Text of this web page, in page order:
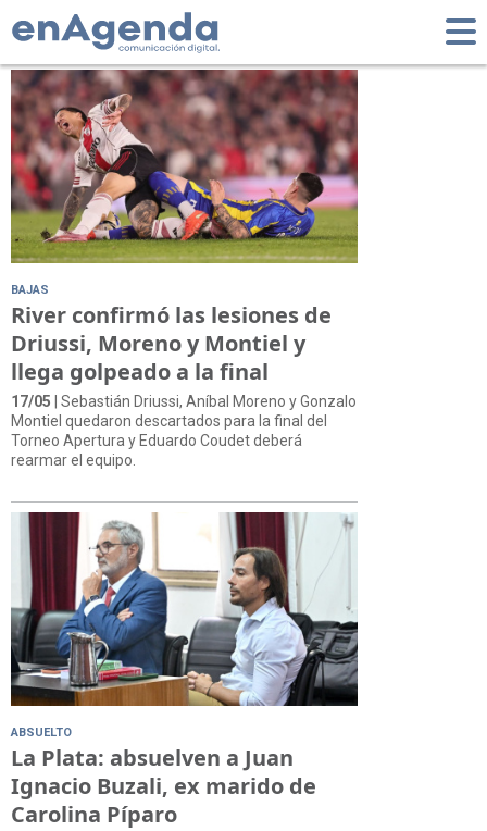
Tag: Lesiones
BAJAS
River confirmó las lesiones de
Driussi, Moreno y Montiel y
llega golpeado a la final
17/05 | Sebastián Driussi, Aníbal Moreno y Gonzalo
Montiel quedaron descartados para la final del
Torneo Apertura y Eduardo Coudet deberá
rearmar el equipo.
ABSUELTO
La Plata: absuelven a Juan
Ignacio Buzali, ex marido de
Carolina Píparo